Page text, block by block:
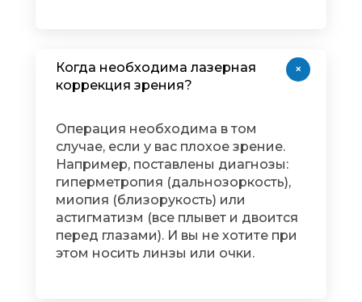
Когда необходима лазерная
коррекция зрения?
Операция необходима в том
случае, если у вас плохое зрение.
Например, поставлены диагнозы:
гиперметропия (дальнозоркость),
миопия (близорукость) или
астигматизм (все плывет и двоится
перед глазами). И вы не хотите при
этом носить линзы или очки.
+